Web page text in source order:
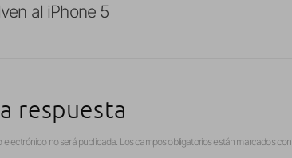
al iPhone 5
respuesta
electrónico no será publicada. Los campos obligatorios están marcados con